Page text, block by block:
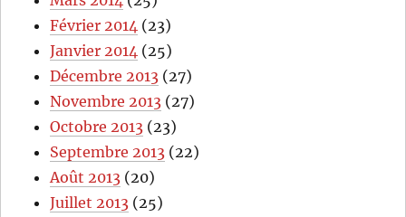
Février 2014 (23)
Janvier 2014 (25)
Décembre 2013 (27)
Novembre 2013 (27)
Octobre 2013 (23)
Septembre 2013 (22)
Août 2013 (20)
Juillet 2013 (25)